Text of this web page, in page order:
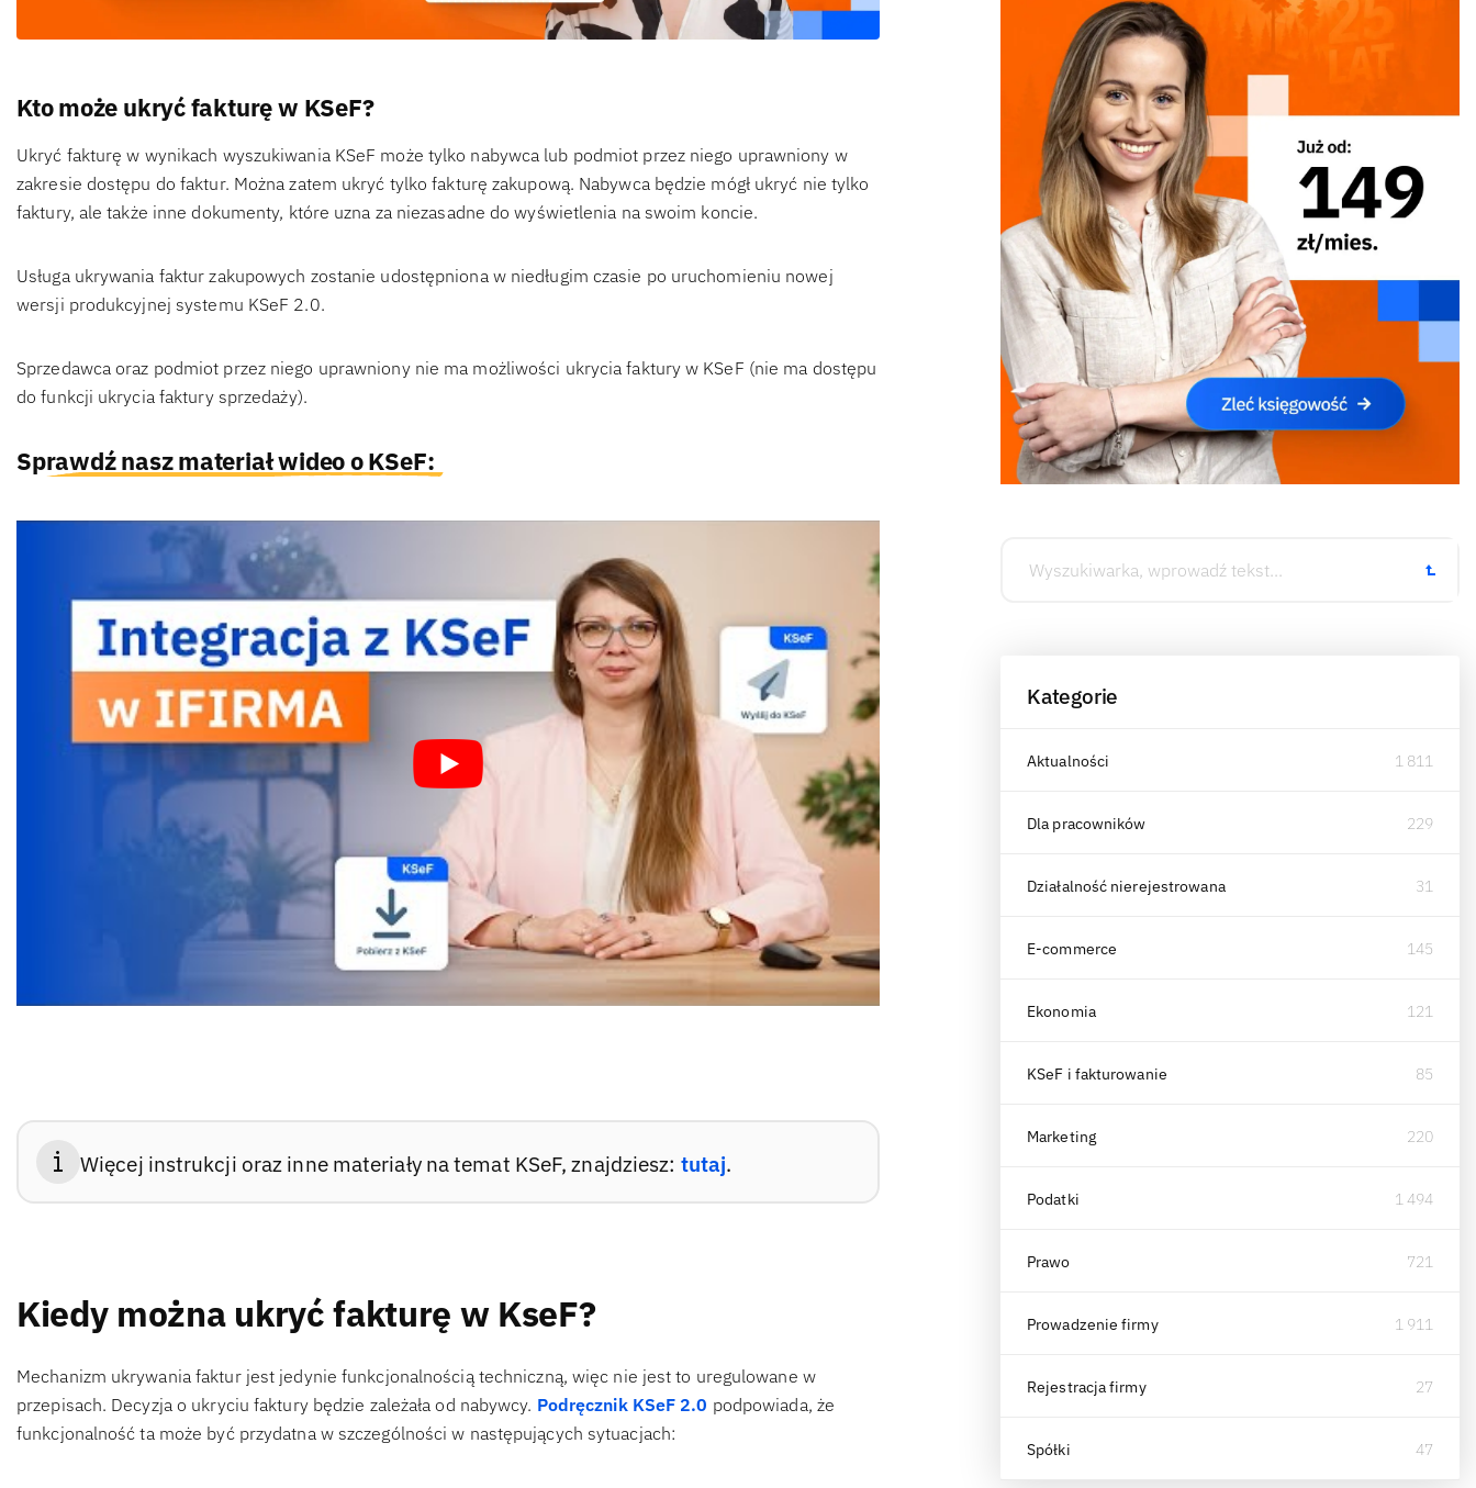
Kto może ukryć fakturę w KSeF?
Ukryć fakturę w wynikach wyszukiwania KSeF może tylko nabywca lub podmiot przez niego uprawniony w
zakresie dostępu do faktur. Można zatem ukryć tylko fakturę zakupową. Nabywca będzie mógł ukryć nie tylko
faktury, ale także inne dokumenty, które uzna za niezasadne do wyświetlenia na swoim koncie.
Usługa ukrywania faktur zakupowych zostanie udostępniona w niedługim czasie po uruchomieniu nowej
wersji produkcyjnej systemu KSeF 2.0.
Sprzedawca oraz podmiot przez niego uprawniony nie ma możliwości ukrycia faktury w KSeF (nie ma dostępu
do funkcji ukrycia faktury sprzedaży).
Sprawdź nasz materiał wideo o KSeF:
Więcej instrukcji oraz inne materiały na temat KSeF, znajdziesz: tutaj.
Kiedy można ukryć fakturę w KseF?
Mechanizm ukrywania faktur jest jedynie funkcjonalnością techniczną, więc nie jest to uregulowane w
przepisach. Decyzja o ukryciu faktury będzie zależała od nabywcy. Podręcznik KSeF 2.0 podpowiada, że
funkcjonalność ta może być przydatna w szczególności w następujących sytuacjach:
Kategorie
Aktualności 1 811
Dla pracowników 229
Działalność nierejestrowana 31
E-commerce 145
Ekonomia 121
KSeF i fakturowanie 85
Marketing 220
Podatki 1 494
Prawo 721
Prowadzenie firmy 1 911
Rejestracja firmy 27
Spółki 47